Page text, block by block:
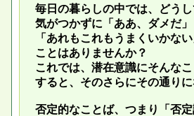
毎日の暮らしの中では、どう
気がつかずに「ああ、ダメだ
「あれもこれもうまくいかな
ことはありませんか？
これでは、潜在意識にそんな
すると、そのさらにその通り
否定的なことば、つまり「否